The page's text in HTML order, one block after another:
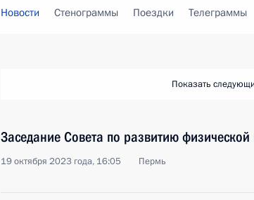
Новости Стенограммы Поездки Телеграммы
Показать
Заседание Совета по развитию физической
19 октября 2023 года, 16:05 Пермь